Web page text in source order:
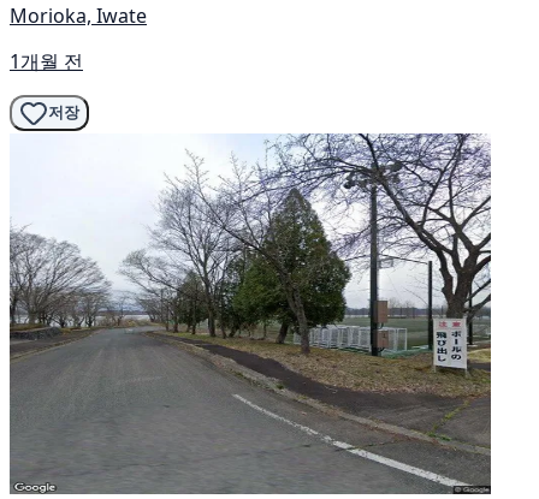
Morioka, Iwate
1개월 전
저장